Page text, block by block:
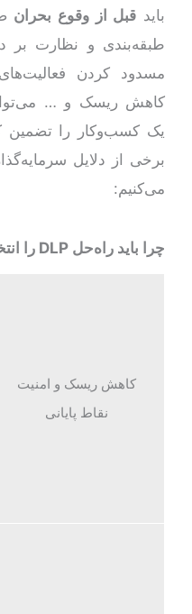
باید قبل از وقوع بحران
طبقه‌بندی و نظارت بر
مسدود کردن
کاهش ریسک و …
یک کسب‌وکار را تضمین
می‌کنیم:
چرا باید راه‌حل DLP را انتخاب کرد؟
کاهش ریسک و امنیت
نقاط پایانی